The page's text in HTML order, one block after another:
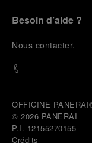
Besoin d’aide ?
Nous contacter.
OFFICINE
© 2026 PANERAI
P.I. 12155270155
Crédits